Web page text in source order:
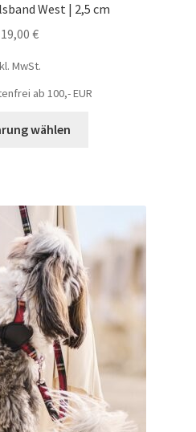
West | 2,5 cm
€
MwSt.
ab 100,- EUR
wählen